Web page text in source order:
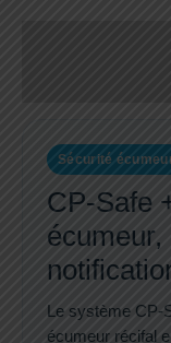
Sécurité
CP-Safe
Le système CP-
écumeur récifal